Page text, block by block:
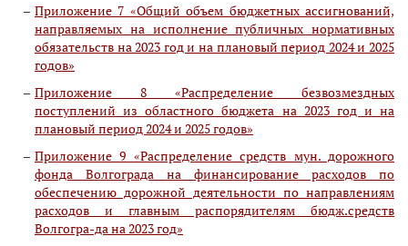
Приложение 7 «Общий объем бюджетных ассигнований,
направляемых на исполнение публичных нормативных
обязательств на 2023 год и на плановый период 2024 и 2025
годов»
Приложение 8 «Распределение безвозмездных
поступлений из областного бюджета на 2023 год и на
плановый период 2024 и 2025 годов»
Приложение 9 «Распределение средств мун. дорожного
фонда Волгограда на финансирование расходов по
обеспечению дорожной деятельности по направлениям
расходов и главным распорядителям бюдж.средств
Волгогра-да на 2023 год»